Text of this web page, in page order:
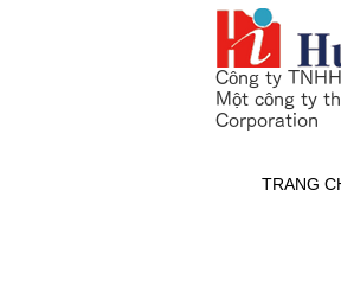
Công ty
Một công ty
Corporation
TRANG